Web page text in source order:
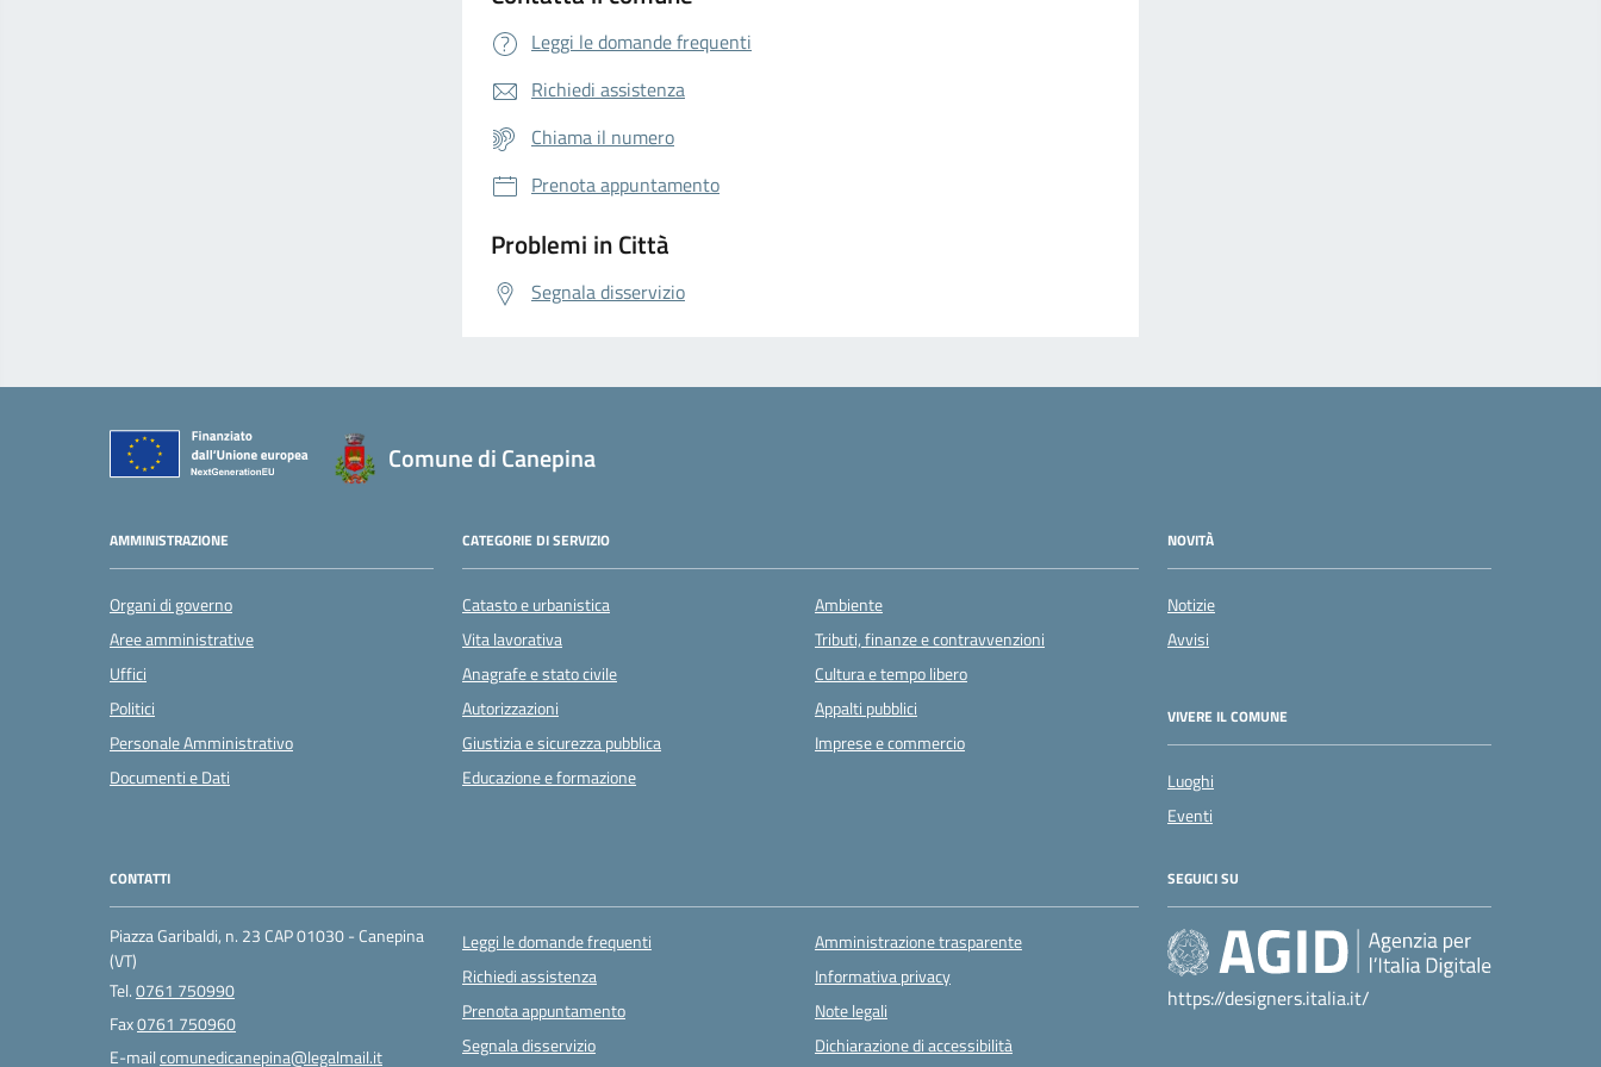
Leggi le domande frequenti
Richiedi assistenza
Chiama il numero
Prenota appuntamento
Problemi in Città
Segnala disservizio
Comune di Canepina
AMMINISTRAZIONE
Organi di governo
Aree amministrative
Uffici
Politici
Personale Amministrativo
Documenti e Dati
CATEGORIE DI SERVIZIO
Catasto e urbanistica
Vita lavorativa
Anagrafe e stato civile
Autorizzazioni
Giustizia e sicurezza pubblica
Educazione e formazione
Ambiente
Tributi, finanze e contravvenzioni
Cultura e tempo libero
Appalti pubblici
Imprese e commercio
NOVITÀ
Notizie
Avvisi
VIVERE IL COMUNE
Luoghi
Eventi
CONTATTI
Piazza Garibaldi, n. 23 CAP 01030 - Canepina
(VT)
Tel.0761 750990
Fax0761 750960
E-mailcomunedicanepina@legalmail.it
Leggi le domande frequenti
Richiedi assistenza
Prenota appuntamento
Segnala disservizio
Amministrazione trasparente
Informativa privacy
Note legali
Dichiarazione di accessibilità
SEGUICI SU
https://designers.italia.it/